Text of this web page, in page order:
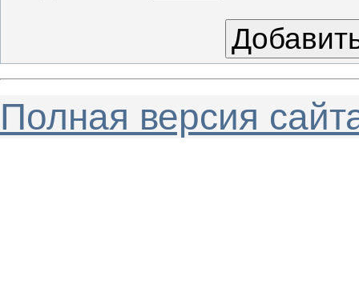
Полная версия